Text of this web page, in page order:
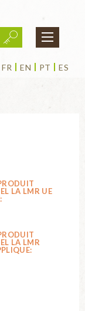
FR EN PT ES
LA LMR UE
LA LMR